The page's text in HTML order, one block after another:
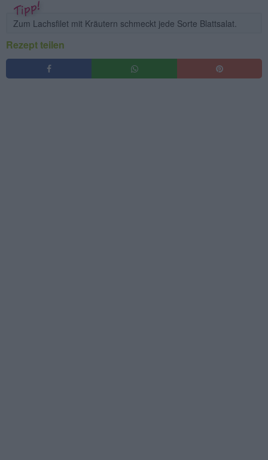
Zum Lachsfilet mit Kräutern schmeckt jede Sorte Blattsalat.
Rezept teilen